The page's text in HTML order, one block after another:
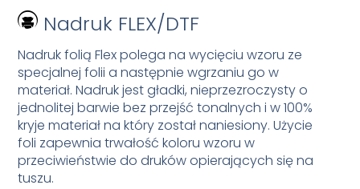
Nadruk FLEX/DTF
Nadruk folią Flex polega na wycięciu wzoru ze
specjalnej folii a następnie wgrzaniu go w
materiał. Nadruk jest gładki, nieprzezroczysty o
jednolitej barwie bez przejść tonalnych i w 100%
kryje materiał na który został naniesiony. Użycie
foli zapewnia trwałość koloru wzoru w
przeciwieństwie do druków opierających się na
tuszu.